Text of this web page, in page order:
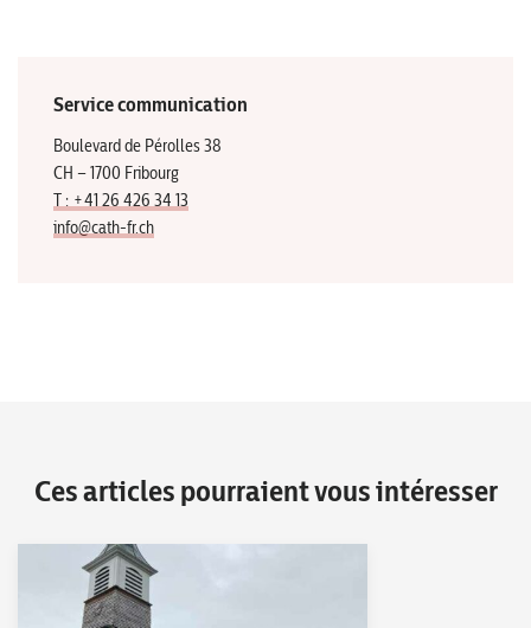
Service communication
Boulevard de Pérolles 38
CH – 1700 Fribourg
T : +41 26 426 34 13
info@cath-fr.ch
Ces articles pourraient vous intéresser